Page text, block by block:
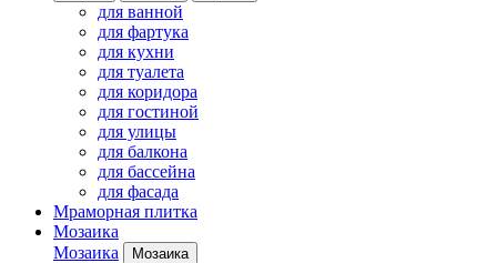
для ванной
для фартука
для кухни
для туалета
для коридора
для гостиной
для улицы
для балкона
для бассейна
для фасада
Мраморная плитка
Мозаика
Мозаика
Мозаика